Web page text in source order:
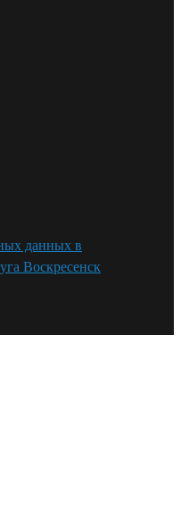
данных в
Воскресенск